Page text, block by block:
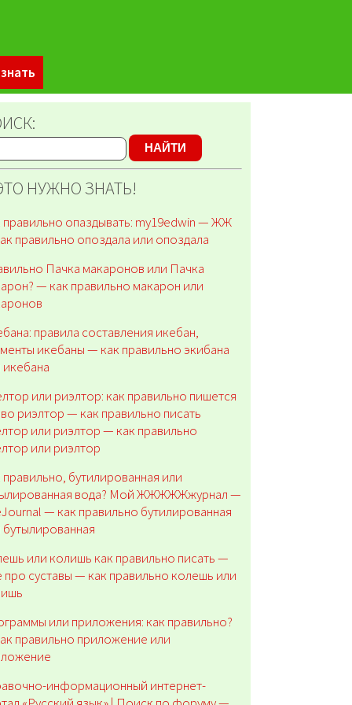
НАЙТИ
НУЖНО ЗНАТЬ!
правильно опаздывать: my19edwin — ЖЖ
правильно опоздала или опоздала
Пачка макаронов или Пачка
— как правильно макарон или
правила составления икебан,
икебаны — как правильно экибана
икебана
или риэлтор: как правильно пишется
риэлтор — как правильно писать
или риэлтор — как правильно
или риэлтор
правильно, бутилированная или
вода? Мой ЖЖЖЖЖжурнал —
— как правильно бутилированная
бутылированная
или колишь как правильно писать —
про суставы — как правильно колешь или
или приложения: как правильно?
правильно приложение или
информационный интернет-